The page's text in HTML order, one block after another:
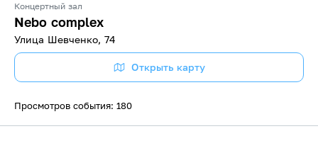
Концертный зал
Nebo complex
​Улица Шевченко, 74
Открыть карту
Просмотров события: 180